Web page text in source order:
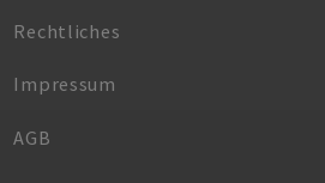
Rechtliches
Impressum
AGB